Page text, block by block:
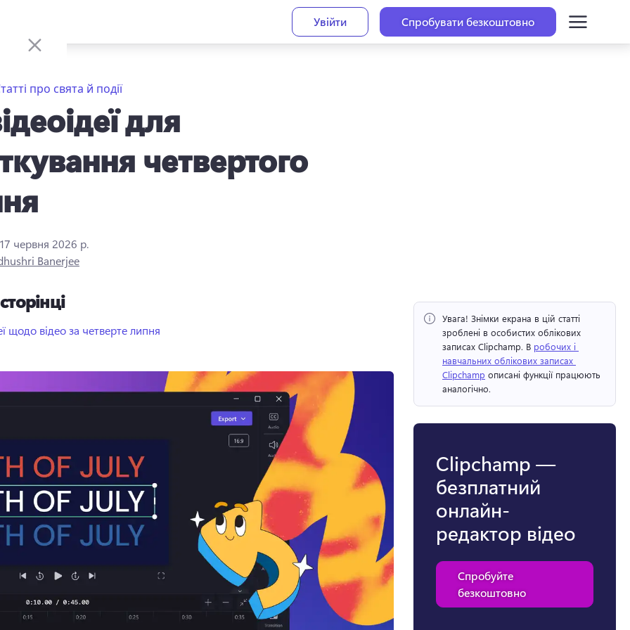
Увійти Спробувати безкоштовно
про свята й події
для
четвертого
17 червня 2026 р.
Banerjee
щодо відео за четверте липня
Увага! Знімки екрана в цій статті
зроблені в особистих облікових
записах Clipchamp. В робочих і
навчальних облікових записах
Clipchamp описані функції працюють
аналогічно.
Clipchamp —
безплатний
онлайн-
редактор відео
Спробуйте
безкоштовно